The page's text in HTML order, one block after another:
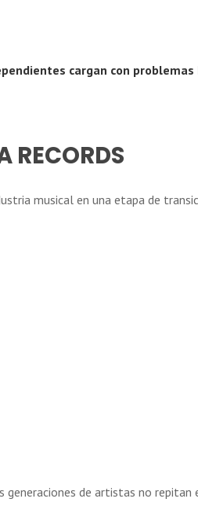
cargan con
RECORDS
musical en una etapa de
generaciones de artistas no